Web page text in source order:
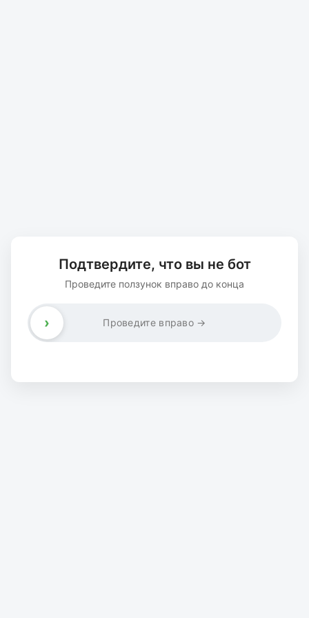
Подтвердите, что вы не бот
Проведите ползунок вправо до конца
Проведите вправо →
›